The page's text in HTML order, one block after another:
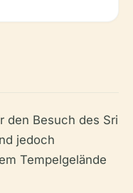
den Besuch des Sri
jedoch
Tempelgelände